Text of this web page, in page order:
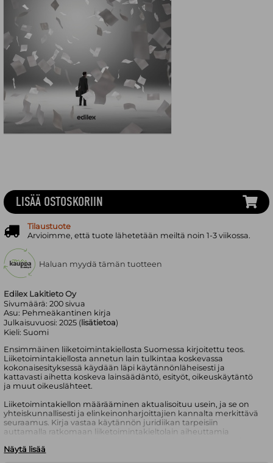
Edilex Lakitieto Oy
Sivumäärä:200 sivua
Asu: Pehmeäkantinen kirja
Julkaisuvuosi:2025 ( lisätietoa)
Kieli:Suomi
Ensimmäinen liiketoimintakiellosta Suomessa kirjoitettu teos.
Liiketoimintakiellosta annetun lain tulkintaa koskevassa
kokonaisesityksessä käydään läpi käytännönläheisesti ja
kattavasti aihetta koskeva lainsäädäntö, esityöt, oikeuskäytäntö
ja muut oikeuslähteet.
Liiketoimintakiellon määrääminen aktualisoituu usein, ja se on
yhteiskunnallisesti ja elinkeinonharjoittajien kannalta merkittävä
seuraamus. Kirja vastaa käytännön juridiikan tarpeisiin
auttamalla ratkomaan liiketoimintakieltolain aiheuttamia
on olemassa liiketoimintaa harjoitettaessa. Liiketoimintakiellosta
Näytä lisää
LISÄÄ OSTOSKORIIN
Tilaustuote
Arvioimme, että tuote lähetetään meiltä noin 1-3 viikossa.
Haluan myydä tämän tuotteen